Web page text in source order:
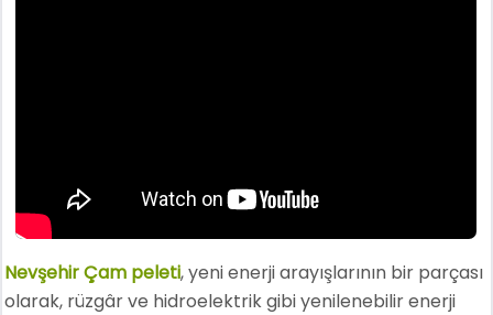
Nevşehir Çam peleti, yeni enerji arayışlarının bir parçası
olarak, rüzgâr ve hidroelektrik gibi yenilenebilir enerji